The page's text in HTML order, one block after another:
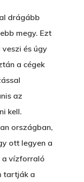
drágább
megy. Ezt
és úgy
a cégek
az
kell.
országban,
ott legyen a
a vízforraló
tartják a